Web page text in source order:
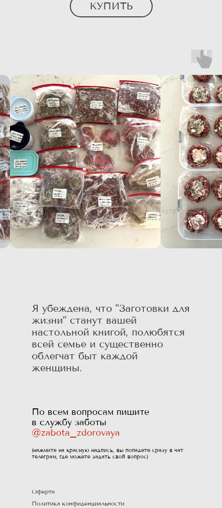
КУПИТЬ
Я убеждена, что "Заготовки для
жизни" станут вашей
настольной книгой, полюбятся
всей семье и существенно
облегчат быт каждой
женщины.
По всем вопросам пишите
в службу заботы
@zabota_zdorovaya
(нажмите на красную надпись, вы попадете сразу в чат
телеграм, где можете задать свой вопрос)
Оферта
Политика конфиденциальности